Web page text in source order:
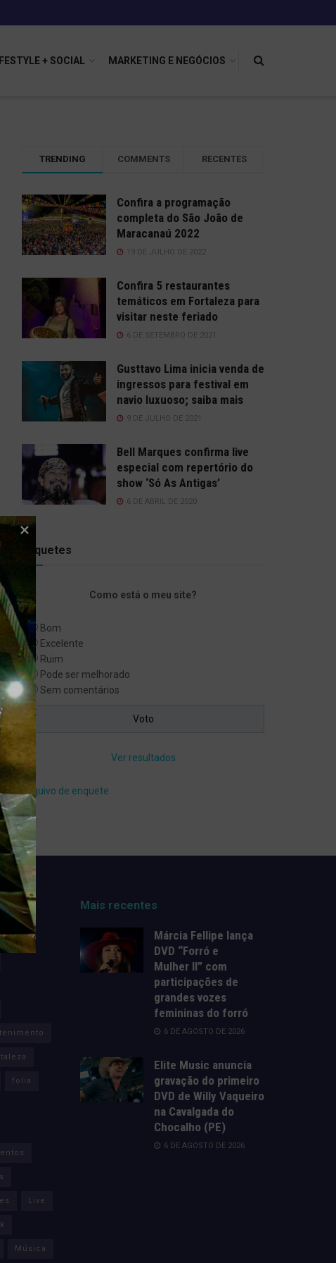
+ SOCIAL MARKETING E NEGÓCIOS
TRENDING COMMENTS RECENTES
Confira a programação
completa do São João de
Maracanaú 2022
19 DE JULHO DE 2022
Confira 5 restaurantes
temáticos em Fortaleza para
visitar neste feriado
6 DE SETEMBRO DE 2021
Gusttavo Lima inicia venda de
ingressos para festival em
navio luxuoso; saiba mais
9 DE JULHO DE 2021
Bell Marques confirma live
especial com repertório do
show ‘Só As Antigas’
6 DE ABRIL DE 2020
Enquetes
Como está o meu site?
Bom
Excelente
Ruim
Pode ser melhorado
Sem comentários
Ver resultados
Arquivo de enquete
folia
Live
Música
Mais recentes
Márcia Fellipe lança
DVD “Forró e
Mulher II” com
participações de
grandes vozes
femininas do forró
6 DE AGOSTO DE 2026
Elite Music anuncia
gravação do primeiro
DVD de Willy Vaqueiro
na Cavalgada do
Chocalho (PE)
6 DE AGOSTO DE 2026